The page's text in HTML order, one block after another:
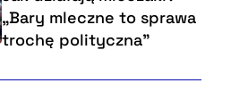
„Bary mleczne to sprawa
trochę polityczna”